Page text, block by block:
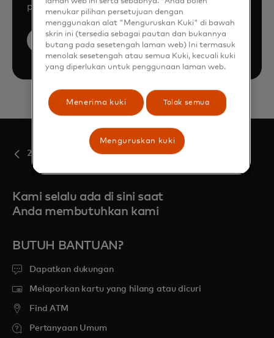
products and services.
Book a demo
2022
Kami selalu ada di sini saat
Anda membutuhkan kami
BUTUH BANTUAN?
Dapatkan dukungan
Melaporkan kartu yang hilang atau dicuri
Find ATM
Pertanyaan Umum
menukar pilihan persetujuan dengan
menggunakan alat "Menguruskan Kuki" di bawah
skrin ini (tersedia sebagai pautan dan bukannya
butang pada sesetengah laman web) Ini termasuk
menolak sesetengah atau semua Kuki, kecuali kuki
yang diperlukan untuk penggunaan laman web.
Menerima kuki Tolak semua
Menguruskan kuki